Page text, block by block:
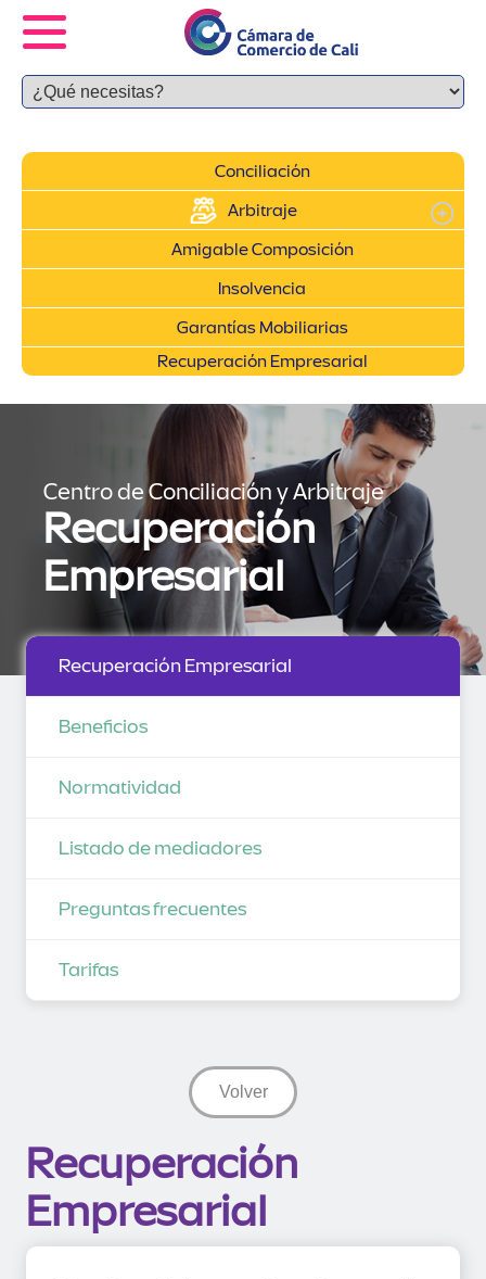
Conciliación
Arbitraje
Amigable Composición
Insolvencia
Garantías Mobiliarias
Recuperación Empresarial
Centro de Conciliación y Arbitraje
Recuperación
Empresarial
Recuperación Empresarial
Beneficios
Normatividad
Listado de mediadores
Preguntas frecuentes
Tarifas
Volver
Recuperación
Empresarial